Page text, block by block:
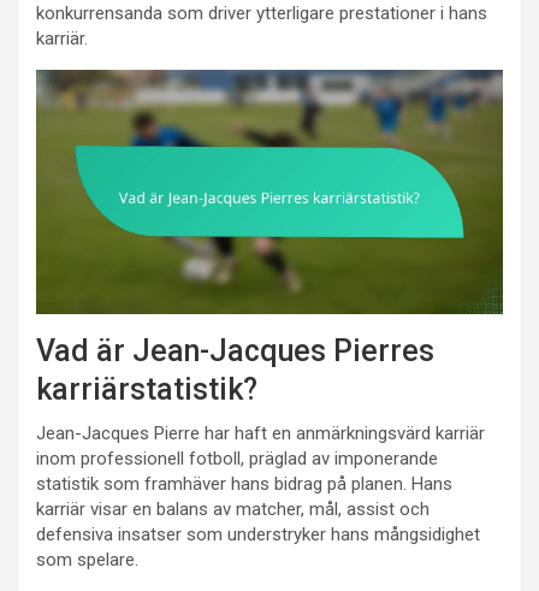
konkurrensanda som driver ytterligare prestationer i hans
karriär.
Vad är Jean-Jacques Pierres
karriärstatistik?
Jean-Jacques Pierre har haft en anmärkningsvärd karriär
inom professionell fotboll, präglad av imponerande
statistik som framhäver hans bidrag på planen. Hans
karriär visar en balans av matcher, mål, assist och
defensiva insatser som understryker hans mångsidighet
som spelare.